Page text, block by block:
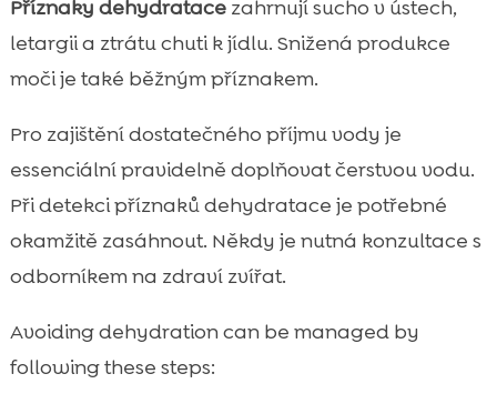
Příznaky dehydratacezahrnují sucho v ústech,
letargii a ztrátu chuti k jídlu. Snižená produkce
moči je také běžným příznakem.
Pro zajištění dostatečného příjmu vody je
essenciální pravidelně doplňovat čerstvou vodu.
Při detekci příznaků dehydratace je potřebné
okamžitě zasáhnout. Někdy je nutná konzultace s
odborníkem na zdraví zvířat.
Avoiding dehydration can be managed by
following these steps: